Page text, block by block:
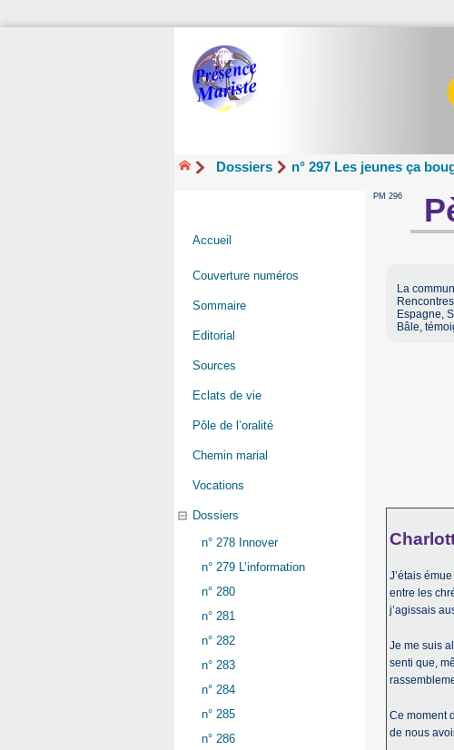
Dossiers n° 297 Les jeunes ça
PM 296
La
Espagne,
Bâle,
J’étais
entre les
j’agissais
Je me suis
senti que,
Ce moment
de nous
Accueil
Couverture numéros
Sommaire
Editorial
Sources
Eclats de vie
Pôle de l’oralité
Chemin marial
Vocations
Dossiers
n° 278 Innover
n° 279 L’information
n° 280
n° 281
n° 282
n° 283
n° 284
n° 285
n° 286